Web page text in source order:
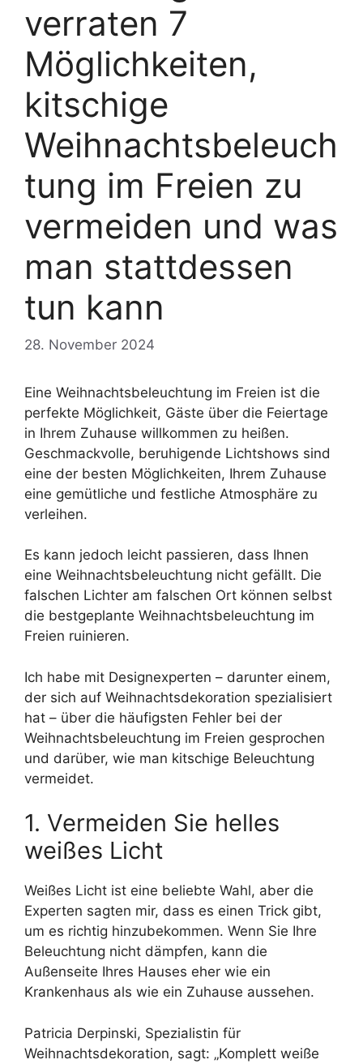
verraten 7
Möglichkeiten,
kitschige
Weihnachtsbeleuch
tung im Freien zu
vermeiden und was
man stattdessen
tun kann
28. November 2024
Eine Weihnachtsbeleuchtung im Freien ist die
perfekte Möglichkeit, Gäste über die Feiertage
in Ihrem Zuhause willkommen zu heißen.
Geschmackvolle, beruhigende Lichtshows sind
eine der besten Möglichkeiten, Ihrem Zuhause
eine gemütliche und festliche Atmosphäre zu
verleihen.
Es kann jedoch leicht passieren, dass Ihnen
eine Weihnachtsbeleuchtung nicht gefällt. Die
falschen Lichter am falschen Ort können selbst
die bestgeplante Weihnachtsbeleuchtung im
Freien ruinieren.
Ich habe mit Designexperten – darunter einem,
der sich auf Weihnachtsdekoration spezialisiert
hat – über die häufigsten Fehler bei der
Weihnachtsbeleuchtung im Freien gesprochen
und darüber, wie man kitschige Beleuchtung
vermeidet.
1. Vermeiden Sie helles
weißes Licht
Weißes Licht ist eine beliebte Wahl, aber die
Experten sagten mir, dass es einen Trick gibt,
um es richtig hinzubekommen. Wenn Sie Ihre
Beleuchtung nicht dämpfen, kann die
Außenseite Ihres Hauses eher wie ein
Krankenhaus als wie ein Zuhause aussehen.
Patricia Derpinski, Spezialistin für
Weihnachtsdekoration, sagt: „Komplett weiße